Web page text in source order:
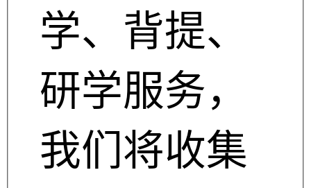
学、背提、
研学服务，
我们将收集